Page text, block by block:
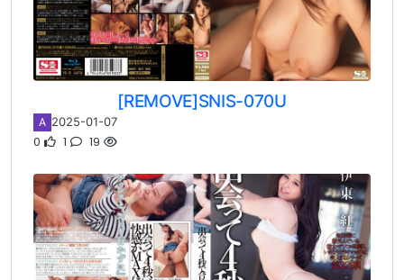
[REMOVE]SNIS-070U
A 2025-01-07
0 1 19